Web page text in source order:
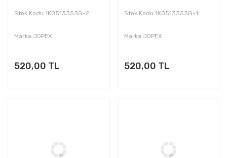
Stok Kodu:1K0513353G-2
Marka:JOPEX
520,00 TL
Stok Kodu:1K0513353G-1
Marka:JOPEX
520,00 TL